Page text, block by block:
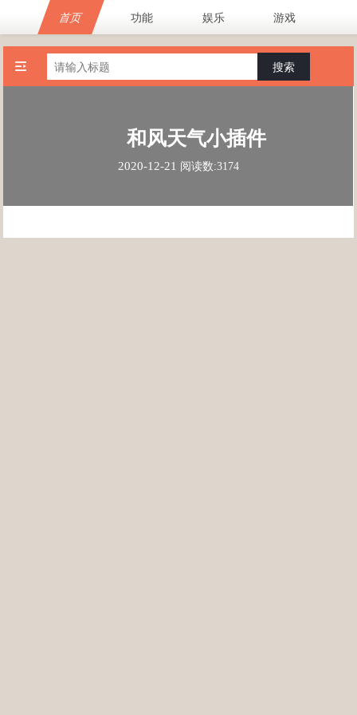
首页 功能 娱乐 游戏
搜索
和风天气小插件
2020-12-21 阅读数:3174